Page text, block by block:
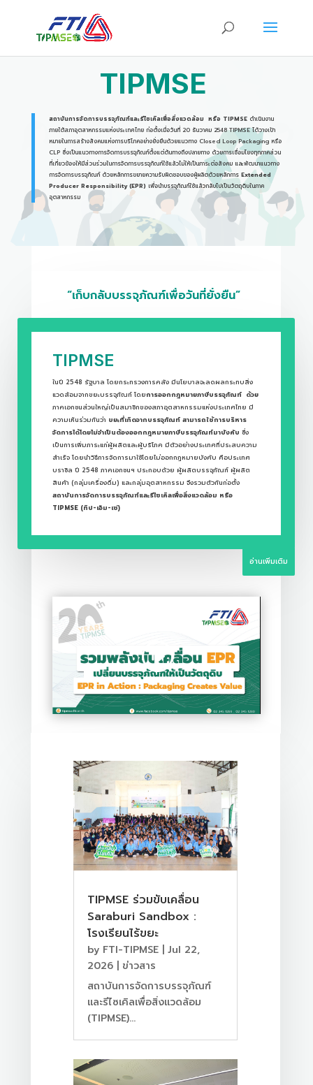
TIPMSE
สถาบันการจัดการบรรจุภัณฑ์และรีไซเคิลเพื่อสิ่งแวดล้อม หรือ TIPMSEดำเนินงาน
ภายใต้สภาอุตสาหกรรมแห่งประเทศไทย ก่อตั้งเมื่อวันที่ 20 ธันวาคม 2548 TIPMSE ได้วางเป้า
หมายในการสร้างสังคมแห่งการบริโภคอย่างยั่งยืนด้วยแนวทาง Closed Loop Packaging หรือ
CLP ซึ่งเป็นแนวทางการจัดการบรรจุภัณฑ์ตั้งแต่ต้นทางถึงปลายทาง ด้วยการเชื่อมโยงทุกภาคส่วน
ที่เกี่ยวข้องให้มีส่วนร่วมในการจัดการบรรจุภัณฑ์ใช้แล้วไม่ให้เป็นภาระต่อสังคม และพัฒนาแนวทาง
การจัดการบรรจุภัณฑ์ ด้วยหลักการขยายความรับผิดชอบของผู้ผลิตด้วยหลักการ Extended
Producer Responsibility (EPR) เพื่อนำบรรจุภัณฑ์ใช้แล้วกลับไปเป็นวัตถุดิบในภาค
อุตสาหกรรม
“เก็บกลับบรรจุภัณฑ์เพื่อวันที่ยั่งยืน”
TIPMSE
ในปี 2548 รัฐบาล โดยกระทรวงการคลัง มีนโยบาลจะลดผลกระทบสิ่ง
แวดล้อมจากขยะบรรจุภัณท์ โดยการออกกฎหมายภาษีบรรจุภัณท์ ด้วย
ภาคเอกชนส่วนใหญ่เป็นสมาชิกของสภาอุตสาหกรรมแห่งประเทศไทย มี
ความเห็นร่วมกันว่า ขยะที่เกิดจากบรรจุภัณท์ สามารถใช้การบริหาร
จัดการได้โดยไม่จำเป็นต้องออกกฎหมายภาษีบรรจุภัณท์มาบังคับ ซึ่ง
เป็นการเพิ่มภาระแก่ผู้ผลิตและผู้บริโภค มีตัวอย่างประเทศที่ประสบความ
สำเร็จ โดยนำวิธีการจัดการมาใช้โดยไม่ออกกฎหมายบังคับ คือประเทศ
บราซิล ปี 2548 ภาคเอกชนฯ ประกอบด้วย ผู้ผลิตบรรจุภัณฑ์ ผู้ผลิต
สินค้า (กลุ่มเครื่องดื่ม) และกลุ่มอุตสาหกรรม จึงรวมตัวกันก่อตั้ง
สถาบันการจัดการบรรจุภัณฑ์และรีไซเคิลเพื่อสิ่งแวดล้อม หรือ
TIPMSE (ทิป-เอ็ม-เซ่)
อ่านเพิ่มเติม
TIPMSE ร่วมขับเคลื่อน
Saraburi Sandbox :
โรงเรียนไร้ขยะ
by FTI-TIPMSE| Jul 22,
2026| ข่าวสาร
สถาบันการจัดการบรรจุภัณฑ์
และรีไซเคิลเพื่อสิ่งแวดล้อม
(TIPMSE)...